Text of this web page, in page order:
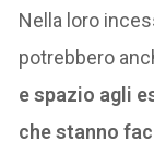
Nella loro
potrebbero
e spazio agli
che stanno